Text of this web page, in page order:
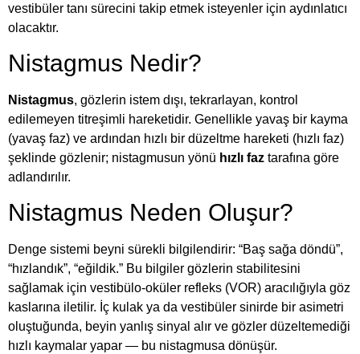
vestibüler tanı sürecini takip etmek isteyenler için aydınlatıcı
olacaktır.
Nistagmus Nedir?
Nistagmus, gözlerin istem dışı, tekrarlayan, kontrol
edilemeyen titreşimli hareketidir. Genellikle yavaş bir kayma
(yavaş faz) ve ardından hızlı bir düzeltme hareketi (hızlı faz)
şeklinde gözlenir; nistagmusun yönü hızlı faz tarafına göre
adlandırılır.
Nistagmus Neden Oluşur?
Denge sistemi beyni sürekli bilgilendirir: “Baş sağa döndü”,
“hızlandık”, “eğildik.” Bu bilgiler gözlerin stabilitesini
sağlamak için vestibülo-oküler refleks (VOR) aracılığıyla göz
kaslarına iletilir. İç kulak ya da vestibüler sinirde bir asimetri
oluştuğunda, beyin yanlış sinyal alır ve gözler düzeltemediği
hızlı kaymalar yapar — bu nistagmusa dönüşür.